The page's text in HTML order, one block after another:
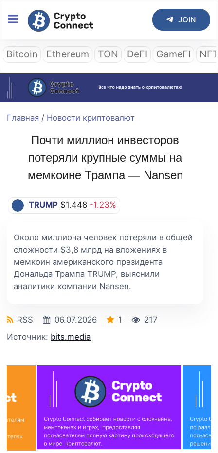
JOIN
Bitcoin Ethereum TON DeFI GameFI
Главная / Новости криптовалют
Почти миллион инвесторов
потеряли крупные суммы на
мемкоине Трампа — Nansen
TRUMP $1.448 -1.23%
Около миллиона человек потеряли в общей
сложности $3,8 млрд на вложениях в
мемкоин американского президента
Дональда Трампа TRUMP, выяснили
аналитики компании Nansen.
RSS 06.07.2026 1
217
Источник: bits.media